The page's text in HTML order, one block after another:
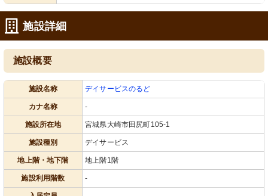
施設詳細
施設概要
施設名称 デイサービスのるど
カナ名称 -
施設所在地 宮城県大崎市田尻町105-1
施設種別 デイサービス
地上階・地下階 地上階1階
施設利用階数 -